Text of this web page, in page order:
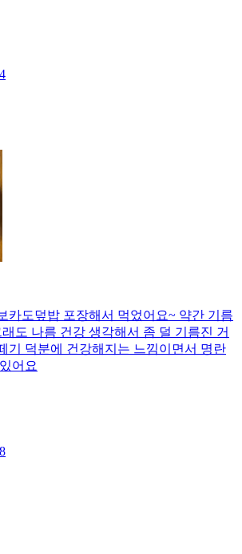
카도덮밥 포장해서 먹었어요~ 약간 기름
도 나름 건강 생각해서 좀 덜 기름진 거
기 덕분에 건강해지는 느낌이면서 명란
어요